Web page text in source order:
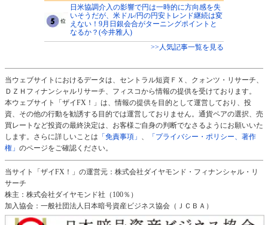
日米協調介入の影響で円は一時的に方向感を失
いそうだが、米ドル/円の円安トレンド継続は変
えない！9月日銀会合がターニングポイントと
なるか？(今井雅人)
>>人気記事一覧を見る
当ウェブサイトにおけるデータは、セントラル短資ＦＸ、クォンツ・リサーチ、
ＤＺＨフィナンシャルリサーチ、フィスコから情報の提供を受けております。
本ウェブサイト「ザイFX！」は、情報の提供を目的として運営しており、投
資、その他の行動を勧誘する目的では運営しておりません。通貨ペアの選択、売
買レートなど投資の最終決定は、お客様ご自身の判断でなさるようにお願いいた
します。さらに詳しいことは 「免責事項」 、
「プライバシー・ポリシー、著作
権」 のページをご確認ください。
当サイト「ザイFX！」の運営元：株式会社ダイヤモンド・フィナンシャル・リ
サーチ
株主：株式会社ダイヤモンド社（100％）
加入協会：一般社団法人日本暗号資産ビジネス協会（ＪＣＢＡ）